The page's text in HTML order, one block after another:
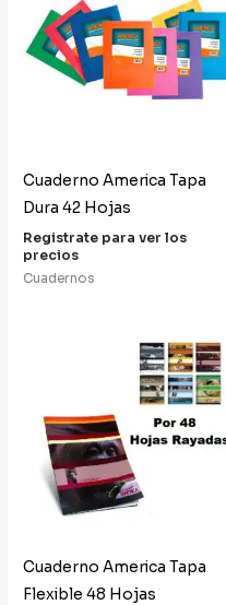
Cuaderno America Tapa
Dura 42 Hojas
Registrate para ver los
precios
Cuadernos
Cuaderno America Tapa
Flexible 48 Hojas